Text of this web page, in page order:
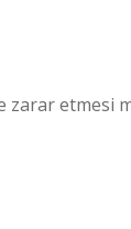
zarar etmesi